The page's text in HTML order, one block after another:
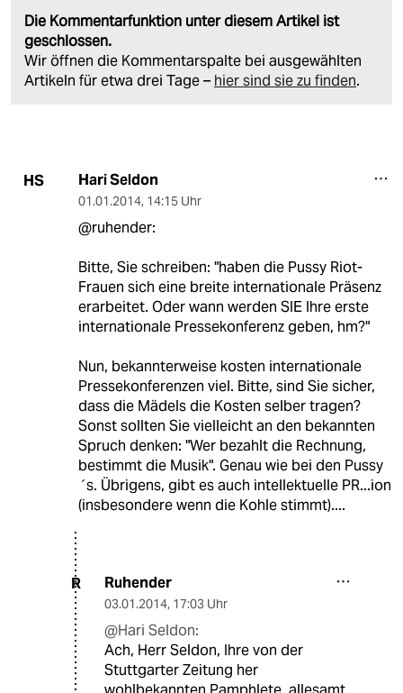
Die Kommentarfunktion unter diesem Artikel ist
geschlossen.
Wir öffnen die Kommentarspalte bei ausgewählten
Artikeln für etwa drei Tage – hier sind sie zu finden.
HS Hari Seldon
01.01.2014, 14:15 Uhr
@ruhender:
Bitte, Sie schreiben: "haben die Pussy Riot-
Frauen sich eine breite internationale Präsenz
erarbeitet. Oder wann werden SIE Ihre erste
internationale Pressekonferenz geben, hm?"
Nun, bekannterweise kosten internationale
Pressekonferenzen viel. Bitte, sind Sie sicher,
dass die Mädels die Kosten selber tragen?
Sonst sollten Sie vielleicht an den bekannten
Spruch denken: "Wer bezahlt die Rechnung,
bestimmt die Musik". Genau wie bei den Pussy
´s. Übrigens, gibt es auch intellektuelle PR...ion
(insbesondere wenn die Kohle stimmt)....
R Ruhender
03.01.2014, 17:03 Uhr
@Hari Seldon:
Ach, Herr Seldon, Ihre von der
Stuttgarter Zeitung her